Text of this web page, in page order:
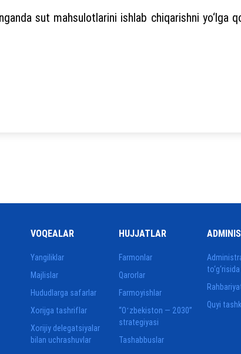
sut mahsulotlarini ishlab chiqarishni yo‘lga
VOQEALAR
Yangiliklar
Majlislar
Hududlarga safarlar
Xorijga tashriflar
Xorijiy delegatsiyalar
bilan uchrashuvlar
HUJJATLAR
Farmonlar
Qarorlar
Farmoyishlar
“Oʻzbekiston — 2030”
strategiyasi
Tashabbuslar
to‘g‘risida
Quyi